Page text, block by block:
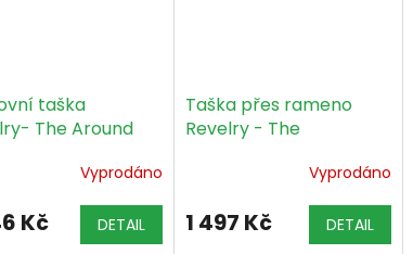
taška
The Around
Vyprodáno
Kč DETAIL
Taška přes rameno
Revelry - The
Vyprodáno
1 497 Kč DETAIL